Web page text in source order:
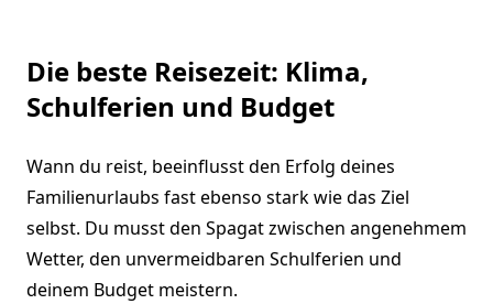
Die beste Reisezeit: Klima,
Schulferien und Budget
Wann du reist, beeinflusst den Erfolg deines
Familienurlaubs fast ebenso stark wie das Ziel
selbst. Du musst den Spagat zwischen angenehmem
Wetter, den unvermeidbaren Schulferien und
deinem Budget meistern.